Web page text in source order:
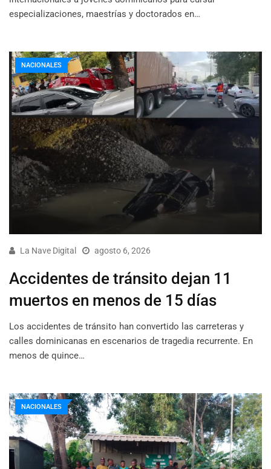
especializaciones, maestrías y doctorados en…
NACIONALES
La Nave Digital agosto 6, 2026
Accidentes de tránsito dejan 11
muertos en menos de 15 días
Los accidentes de tránsito han convertido las carreteras y
calles dominicanas en escenarios de tragedia recurrente. En
menos de quince…
NACIONALES